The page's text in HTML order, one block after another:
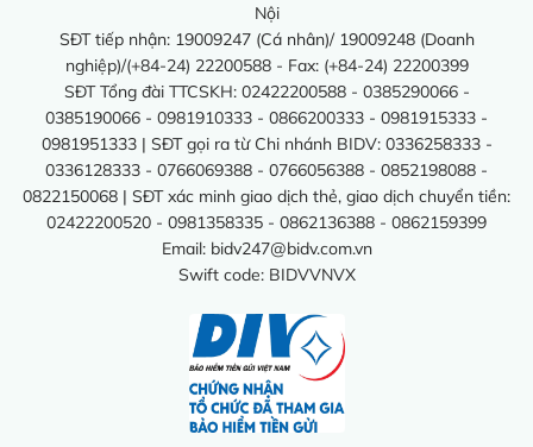
Nội
SĐT tiếp nhận: 19009247 (Cá nhân)/ 19009248 (Doanh
nghiệp)/(+84-24) 22200588 - Fax: (+84-24) 22200399
SĐT Tổng đài TTCSKH: 02422200588 - 0385290066 -
0385190066 - 0981910333 - 0866200333 - 0981915333 -
0981951333 | SĐT gọi ra từ Chi nhánh BIDV: 0336258333 -
0336128333 - 0766069388 - 0766056388 - 0852198088 -
0822150068 | SĐT xác minh giao dịch thẻ, giao dịch chuyển tiền:
02422200520 - 0981358335 - 0862136388 - 0862159399
Email: bidv247@bidv.com.vn
Swift code: BIDVVNVX